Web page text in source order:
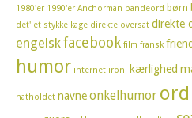
1980'er 1990'er Anchorman bandeord børn
det' et stykke kage direkte oversat direkte
engelskfacebook film fransk
humor internet ironi kærlighed
natholdet navneonkelhumor ord